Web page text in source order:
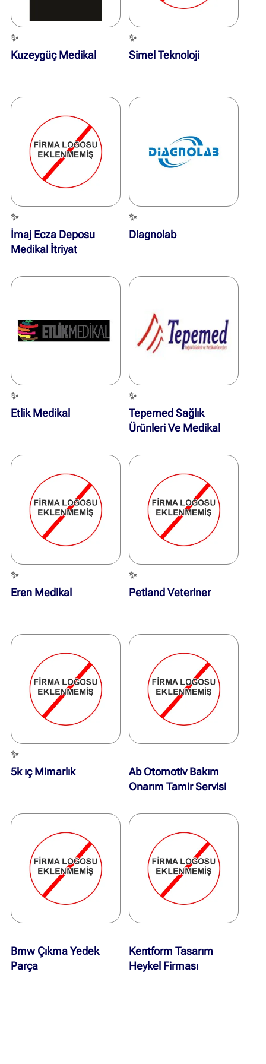
✨
Kuzeygüç Medikal
✨
Simel Teknoloji
✨
İmaj Ecza Deposu
Medikal İtriyat
✨
Diagnolab
✨
Etlik Medikal
✨
Tepemed Sağlık
Ürünleri Ve Medikal
✨
Eren Medikal
✨
Petland Veteriner
✨
5k ıç Mimarlık
Ab Otomotiv Bakım
Onarım Tamir Servisi
Bmw Çıkma Yedek
Parça
Kentform Tasarım
Heykel Firması